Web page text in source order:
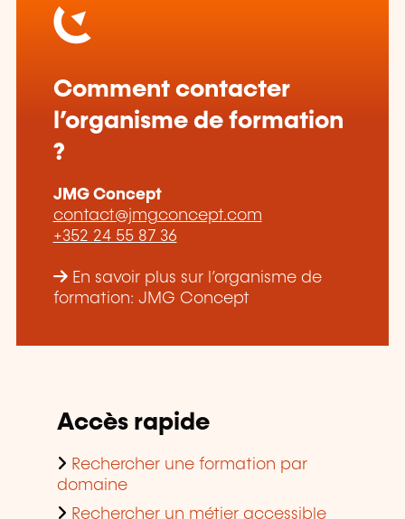
Comment contacter
l’organisme de formation
?
JMG Concept
contact@jmgconcept.com
+352 24 55 87 36
En savoir plus sur l’organisme de
formation: JMG Concept
Accès rapide
Rechercher une formation par
domaine
Rechercher un métier accessible